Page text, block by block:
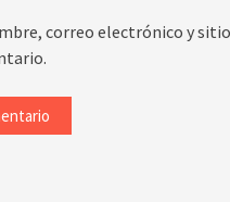
correo electrónico y